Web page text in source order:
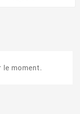
le moment.